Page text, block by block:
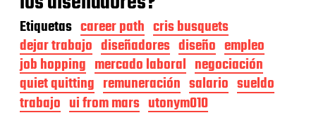
Etiquetas career path cris busquets
dejar trabajo diseñadores diseño empleo
job hopping mercado laboral negociación
quiet quitting remuneración salario sueldo
trabajo ui from mars utonym010